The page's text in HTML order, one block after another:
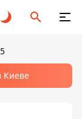
Киеве